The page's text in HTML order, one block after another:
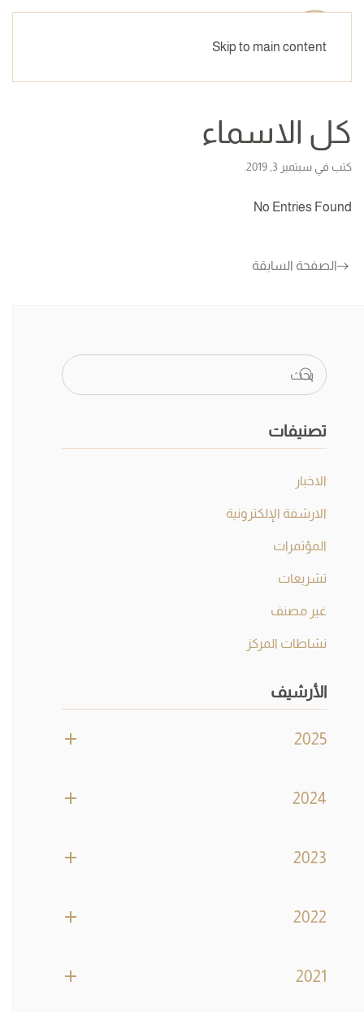
Skip to main content
كل الاسماء
كتب في سبتمبر 3, 2019
No Entries Found
الصفحة السابقة
تصنيفات
الاخبار
الارشفة الإلكترونية
المؤتمرات
تشريعات
غير مصنف
نشاطات المركز
الأرشيف
2025
2024
2023
2022
2021